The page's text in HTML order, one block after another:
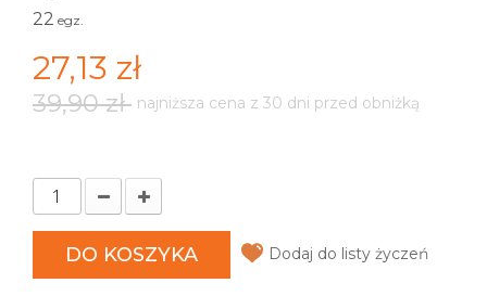
22 egz.
27,13 zł
39,90 zł najniższa cena z 30 dni przed obniżką
DO KOSZYKA Dodaj do listy życzeń